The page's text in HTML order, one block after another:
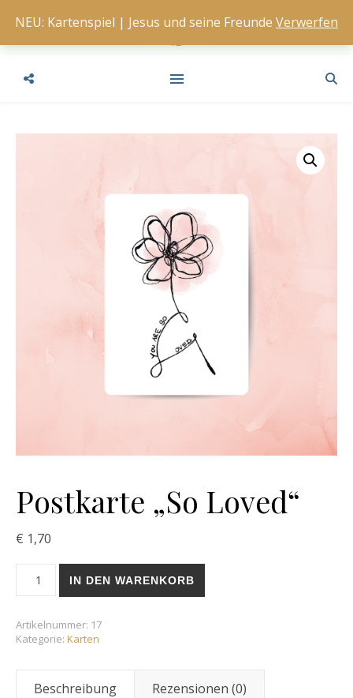
Postkarte „So Loved“
€ 1,70
IN DEN WARENKORB
Artikelnummer: 17
Kategorie: Karten
Beschreibung Rezensionen (0)
NEU: Kartenspiel | Jesus und seine Freunde Verwerfen